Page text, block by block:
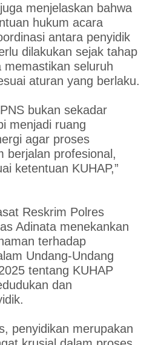
menjelaskan bahwa
hukum acara
antara penyidik
dilakukan sejak tahap
memastikan seluruh
aturan yang berlaku.
bukan sekadar
menjadi ruang
agar proses
berjalan profesional,
ketentuan KUHAP,”
Reskrim Polres
Adinata menekankan
terhadap
Undang-Undang
tentang KUHAP
dan
penyidikan merupakan